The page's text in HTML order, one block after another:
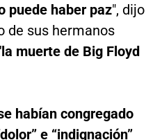
puede haber paz", dijo
de sus hermanos
muerte de Big Floyd
habían congregado
e “indignación”